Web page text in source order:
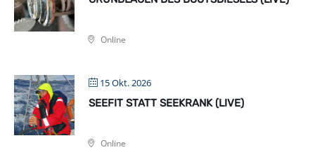
Online
15 Okt. 2026
SEEFIT STATT SEEKRANK (LIVE)
Online